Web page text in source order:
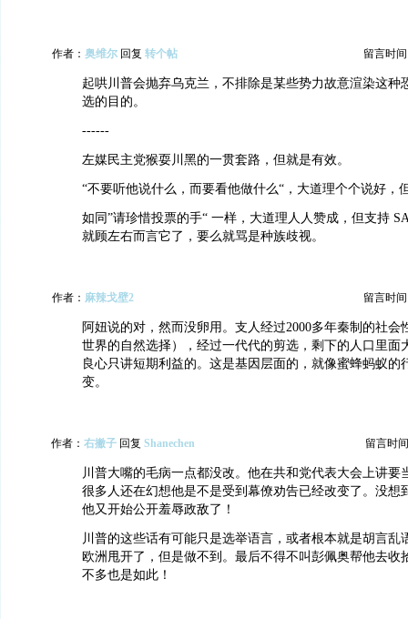
作者： 奥维尔 回复 转个帖 留言时间
起哄川普会抛弃乌克兰，不排除是某些势力故意渲染这种
选的目的。
------
左媒民主党猴耍川黑的一贯套路，但就是有效。
“不要听他说什么，而要看他做什么“，大道理个个说好，
如同”请珍惜投票的手“ 一样，大道理人人赞成，但支持
就顾左右而言它了，要么就骂是种族歧视。
作者： 麻辣戈壁2 留言时间
阿妞说的对，然而没卵用。支人经过2000多年秦制的社会
世界的自然选择），经过一代代的剪选，剩下的人口里面
良心只讲短期利益的。这是基因层面的，就像蜜蜂蚂蚁的
变。
作者： 右撇子 回复 Shanechen 留言时
川普大嘴的毛病一点都没改。他在共和党代表大会上讲要
很多人还在幻想他是不是受到幕僚劝告已经改变了。没想
他又开始公开羞辱政敌了！
川普的这些话有可能只是选举语言，或者根本就是胡言乱
欧洲甩开了，但是做不到。最后不得不叫彭佩奥帮他去收
不多也是如此！